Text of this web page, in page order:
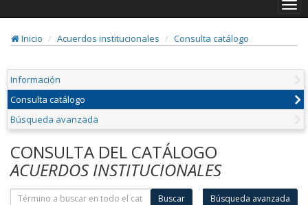
Inicio
Acuerdos institucionales Consulta catálogo
Información
Consulta catálogo
Búsqueda avanzada
CONSULTA DEL CATÁLOGO
ACUERDOS INSTITUCIONALES
Buscar Búsqueda avanzada